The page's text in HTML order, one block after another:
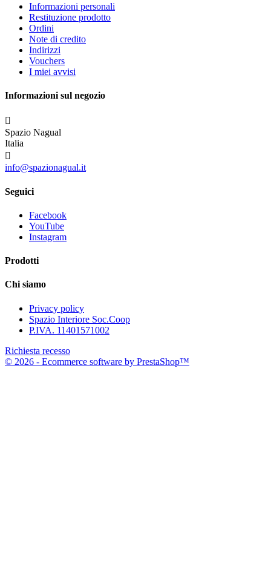
Informazioni personali
Restituzione prodotto
Ordini
Note di credito
Indirizzi
Vouchers
I miei avvisi
Informazioni sul negozio

Spazio Nagual
Italia

info@spazionagual.it
Seguici
Facebook
YouTube
Instagram
Prodotti
Chi siamo
Privacy policy
Spazio Interiore Soc.Coop
P.IVA. 11401571002
Richiesta recesso
© 2026 - Ecommerce software by PrestaShop™